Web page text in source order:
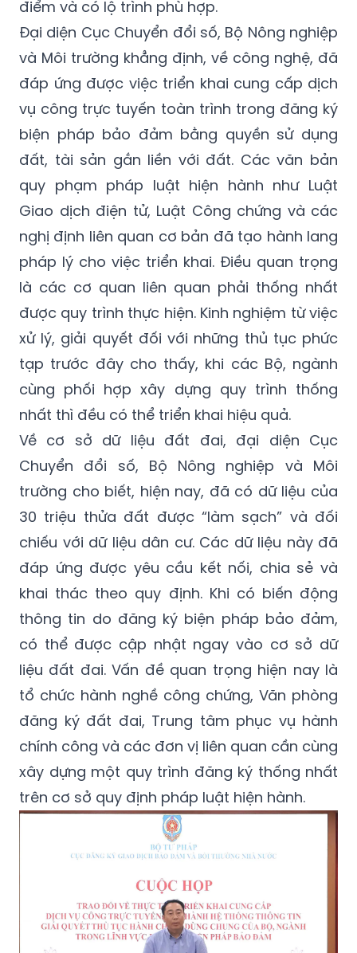
điểm và có lộ trình phù hợp.
Đại diện Cục Chuyển đổi số, Bộ Nông nghiệp
và Môi trường khẳng định, về công nghệ, đã
đáp ứng được việc triển khai cung cấp dịch
vụ công trực tuyến toàn trình trong đăng ký
biện pháp bảo đảm bằng quyền sử dụng
đất, tài sản gắn liền với đất. Các văn bản
quy phạm pháp luật hiện hành như Luật
Giao dịch điện tử, Luật Công chứng và các
nghị định liên quan cơ bản đã tạo hành lang
pháp lý cho việc triển khai. Điều quan trọng
là các cơ quan liên quan phải thống nhất
được quy trình thực hiện. Kinh nghiệm từ việc
xử lý, giải quyết đối với những thủ tục phức
tạp trước đây cho thấy, khi các Bộ, ngành
cùng phối hợp xây dựng quy trình thống
nhất thì đều có thể triển khai hiệu quả.
Về cơ sở dữ liệu đất đai, đại diện Cục
Chuyển đổi số, Bộ Nông nghiệp và Môi
trường cho biết, hiện nay, đã có dữ liệu của
30 triệu thửa đất được “làm sạch” và đối
chiếu với dữ liệu dân cư. Các dữ liệu này đã
đáp ứng được yêu cầu kết nối, chia sẻ và
khai thác theo quy định. Khi có biến động
thông tin do đăng ký biện pháp bảo đảm,
có thể được cập nhật ngay vào cơ sở dữ
liệu đất đai. Vấn đề quan trọng hiện nay là
tổ chức hành nghề công chứng, Văn phòng
đăng ký đất đai, Trung tâm phục vụ hành
chính công và các đơn vị liên quan cần cùng
xây dựng một quy trình đăng ký thống nhất
trên cơ sở quy định pháp luật hiện hành.